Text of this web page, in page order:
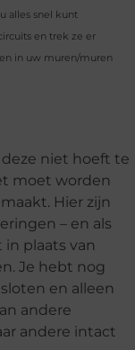
alles snel kunt
en trek ze er
in uw muren/muren
niet hoeft te
moet worden
Hier zijn
– en als
plaats van
Je hebt nog
en alleen
andere
andere intact